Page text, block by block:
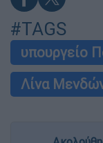
#TAGS
υπουργείο
Λίνα